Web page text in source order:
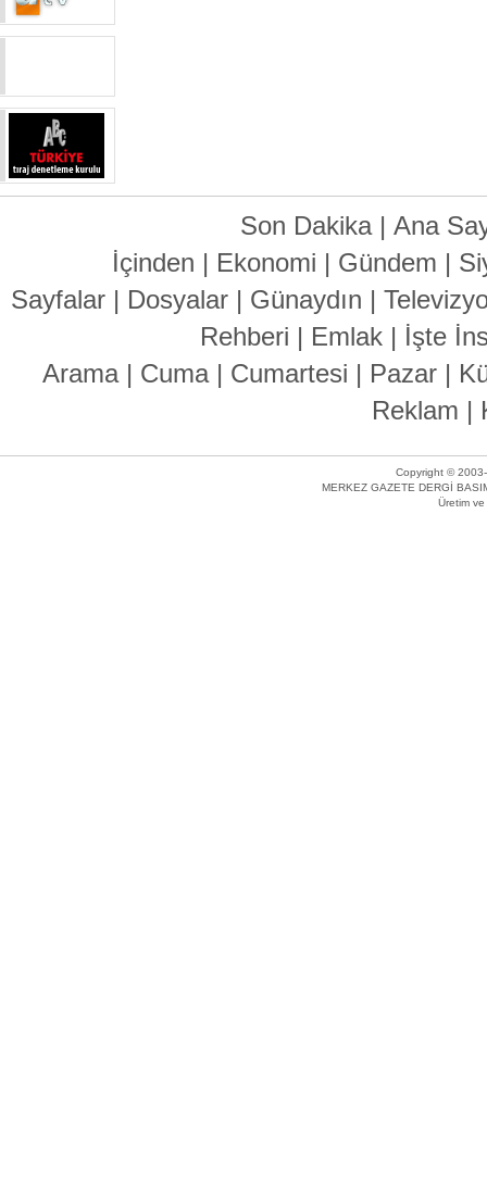
Son Dakika| Ana
İçinden | Ekonomi | Gündem |
Sayfalar | Dosyalar | Günaydın |
Rehberi | Emlak| İşte
Arama| Cuma| Cumartesi | Pazar |
Reklam |
Copyright © 2003-
MERKEZ GAZETE DERGİ
Üretim